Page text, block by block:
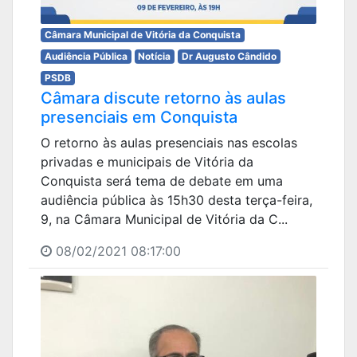
Câmara Municipal de Vitória da Conquista
Audiência Pública
Notícia
Dr Augusto Cândido
PSDB
Câmara discute retorno às aulas
presenciais em Conquista
O retorno às aulas presenciais nas escolas
privadas e municipais de Vitória da
Conquista será tema de debate em uma
audiência pública às 15h30 desta terça-feira,
9, na Câmara Municipal de Vitória da C...
08/02/2021 08:17:00